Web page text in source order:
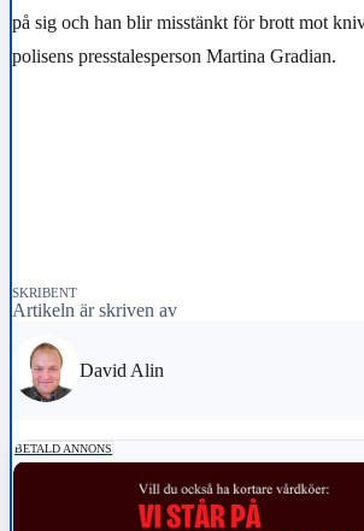
på sig och han blir misstänkt för brott mot
polisens presstalesperson Martina Gradian.
SKRIBENT
Artikeln är skriven av
David Alin
BETALD ANNONS